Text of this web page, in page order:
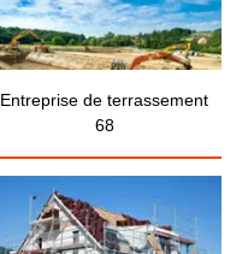
Entreprise de terrassement
68